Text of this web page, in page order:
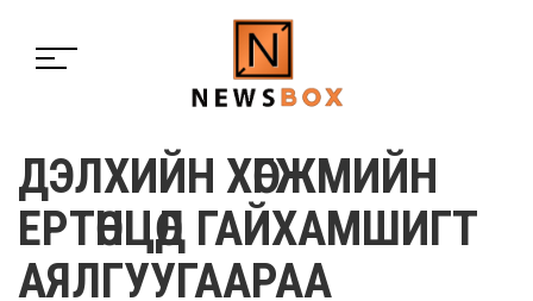
ДЭЛХИЙН ХӨГЖМИЙН
ЕРТӨНЦӨД ГАЙХАМШИГТ
АЯЛГУУГААРАА